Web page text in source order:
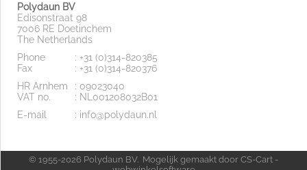
Polydaun BV
Edisonstraat 98
7006 RE Doetinchem
The Netherlands
Phone
Fax
: +31 (0)314-820385
: +31 (0)314-820376
HR Arnhem
VAT no.
: 09023040
: NL001208032B01
E-mail
: info@polydaun.nl
© 1955-2026 Polydaun BV. Mogelijk gemaakt door CS-Cart -